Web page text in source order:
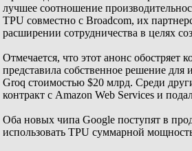
лучшее соотношение
TPU совместно с Broadcom, их
расширении сотрудничества в целях
Отмечается, что этот анонс
представила собственное решение
Groq стоимостью $20 млрд. Среди
контракт с Amazon Web Services и
Оба новых чипа Google поступят в
использовать TPU суммарной